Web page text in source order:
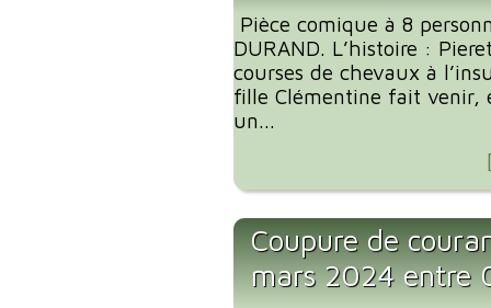
Pièce comique à 8
DURAND. L’histoire :
courses de chevaux à
fille Clémentine fait venir,
un...
Coupure de
mars 2024 entre